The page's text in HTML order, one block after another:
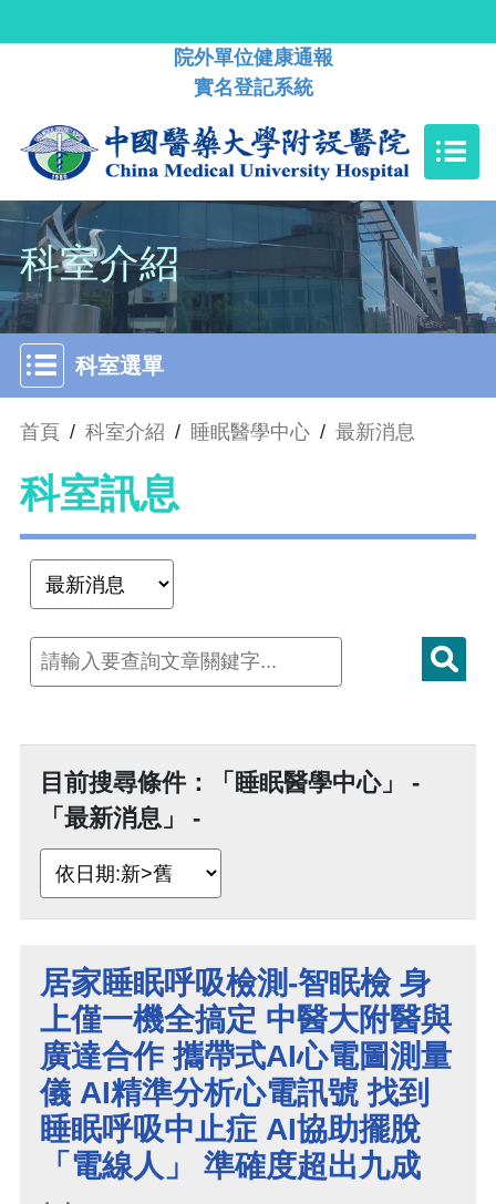
院外單位健康通報
實名登記系統
科室介紹
科室選單
首頁 / 科室介紹 / 睡眠醫學中心 / 最新消息
科室訊息
目前搜尋條件：「睡眠醫學中心」 -
「最新消息」 -
居家睡眠呼吸檢測-智眠檢 身
上僅一機全搞定 中醫大附醫與
廣達合作 攜帶式AI心電圖測量
儀 AI精準分析心電訊號 找到
睡眠呼吸中止症 AI協助擺脫
「電線人」 準確度超出九成